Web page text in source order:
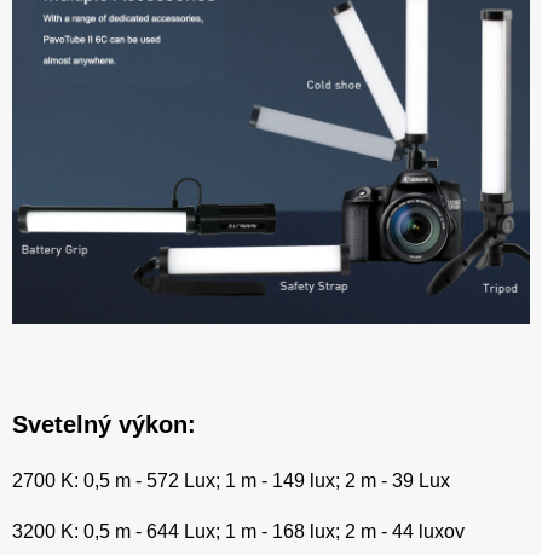
Svetelný výkon:
2700 K: 0,5 m - 572 Lux; 1 m - 149 lux; 2 m - 39 Lux
3200 K: 0,5 m - 644 Lux; 1 m - 168 lux; 2 m - 44 luxov